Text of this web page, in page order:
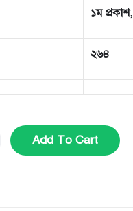
১ম
২৬৪
Add To Cart